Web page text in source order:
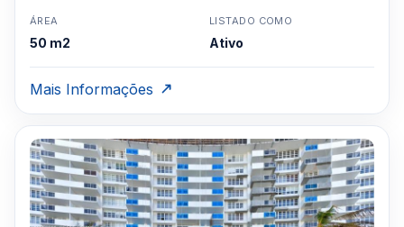
ÁREA
50 m2
LISTADO COMO
Ativo
Mais Informações